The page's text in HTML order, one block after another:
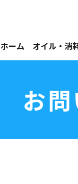
ホーム オイル・消
お